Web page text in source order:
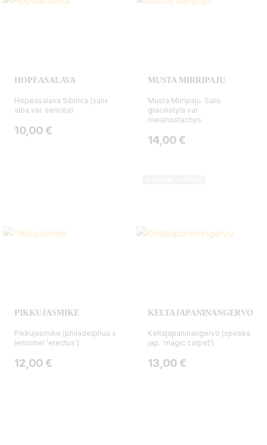
HOPEASALAVA
Hopeasalava Sibirica (salix
alba var. sericea)
Hinta
10,00 €
MUSTA MIRRIPAJU
Musta Mirripaju. Salix
gracilistyla var
melanostachys
Hinta
14,00 €
PIKKUJASMIKE
Pikkujasmike (philadelphus x
lemoinei 'erectus')
Hinta
12,00 €
KELTAJAPANINANGERVO
Keltajapaninangervo (spiraea
jap. 'magic carpet')
Hinta
13,00 €